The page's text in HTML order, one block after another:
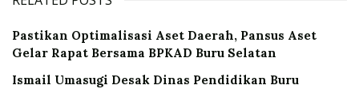
Pastikan Optimalisasi Aset Daerah, Pansus Aset
Gelar Rapat Bersama BPKAD Buru Selatan
Ismail Umasugi Desak Dinas Pendidikan Buru